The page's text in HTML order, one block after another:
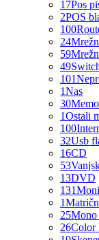
17Pos
2POS
100
24
59
49
101
1Nas
30
1Ostali
100
32Usb
16CD
53
13DVD
131
1
25Mono
26Color